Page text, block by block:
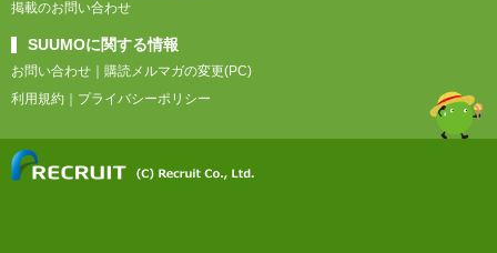
掲載のお問い合わせ
SUUMOに関する情報
お問い合わせ ｜ 購読メルマガの変更(PC)
利用規約 ｜ プライバシーポリシー